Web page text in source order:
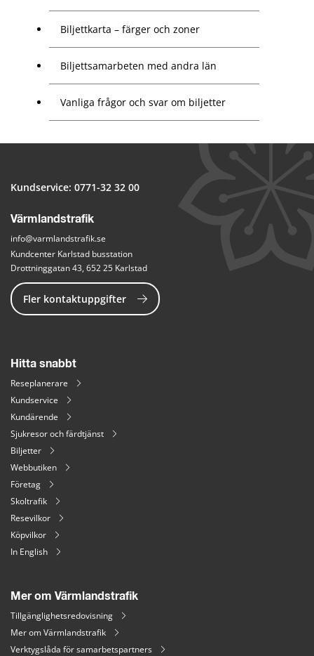
Biljettkarta – färger och zoner
Biljettsamarbeten med andra län
Vanliga frågor och svar om biljetter
Kundservice: 0771-32 32 00
Värmlandstrafik
info@varmlandstrafik.se
Kundcenter Karlstad busstation
Drottninggatan 43, 652 25 Karlstad
Fler kontaktuppgifter
Hitta snabbt
Reseplanerare
Kundservice
Kundärende
Sjukresor och färdtjänst
Biljetter
Webbutiken
Företag
Skoltrafik
Resevilkor
Köpvilkor
In English
Mer om Värmlandstrafik
Tillgänglighetsredovisning
Mer om Värmlandstrafik
Verktygslåda för samarbetspartners